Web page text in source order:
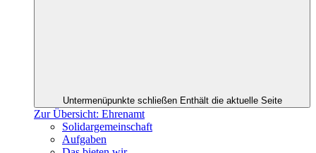
Untermenüpunkte schließen Enthält die aktuelle Seite
Zur Übersicht: Ehrenamt
Solidargemeinschaft
Aufgaben